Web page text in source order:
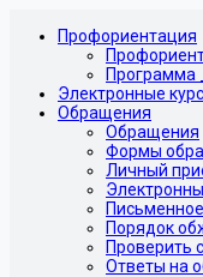
Профориентация
Программа
Электронные
Обращения
Обращения
Формы
Личный
Порядок
Проверить
Ответы на